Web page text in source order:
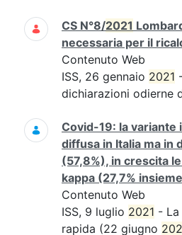
CS N°8/2021
necessaria per il
Contenuto Web
ISS, 26 gennaio 2021
dichiarazioni odierne
Covid-19: la variante
diffusa in Italia ma in
(57,8%), in crescita
kappa (27,7%
Contenuto Web
ISS, 9 luglio 2021 -
rapida (22 giugno